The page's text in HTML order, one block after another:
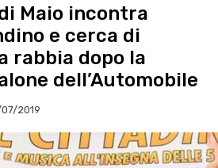
Maio incontra
e cerca di
rabbia dopo la
dell’Automobile
2019